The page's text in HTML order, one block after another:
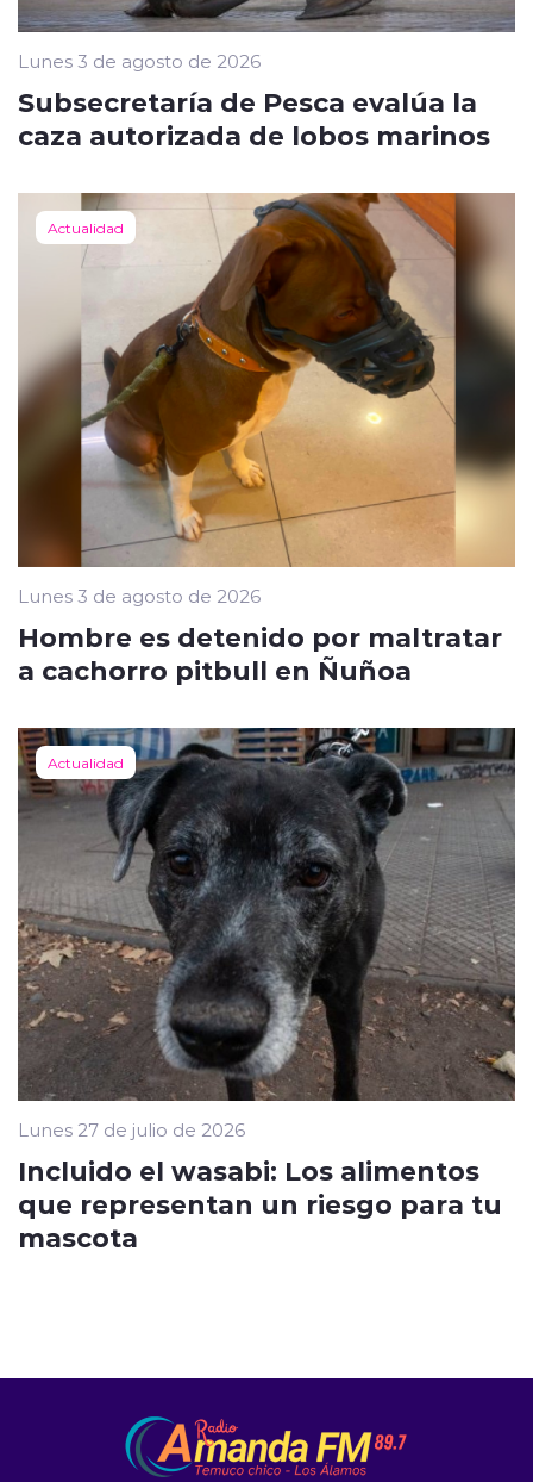
Lunes 3 de agosto de 2026
Subsecretaría de Pesca evalúa la
caza autorizada de lobos marinos
Actualidad
Lunes 3 de agosto de 2026
Hombre es detenido por maltratar
a cachorro pitbull en Ñuñoa
Actualidad
Lunes 27 de julio de 2026
Incluido el wasabi: Los alimentos
que representan un riesgo para tu
mascota